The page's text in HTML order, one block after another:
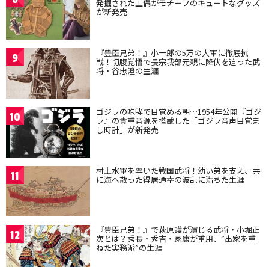
発掘された土偶がモチーフのキュートなグッズ
が新発売
9 『豊臣兄弟！』小一郎の5万の大軍に徹底抗
戦！切腹覚悟で長宗我部元親に降伏を迫った武
将・谷忠澄の生涯
10 ゴジラの咆哮で目覚める朝…1954年公開『ゴジ
ラ』の貴重音源を搭載した「ゴジラ音声目覚ま
し時計」が新発売
11 村上水軍を率いた戦国武将！幼い弟を支え、共
に海へ散った得居通幸の波乱に満ちた生涯
12 『豊臣兄弟！』で萩原護が演じる武将・小堀正
次とは？秀長・秀吉・家康が重用、“出家を重
ねた実務派”の生涯